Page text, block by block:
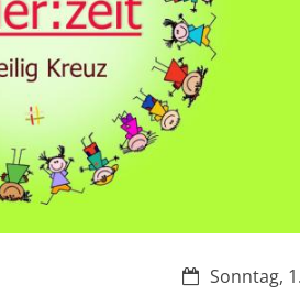
Datum:Sonntag,